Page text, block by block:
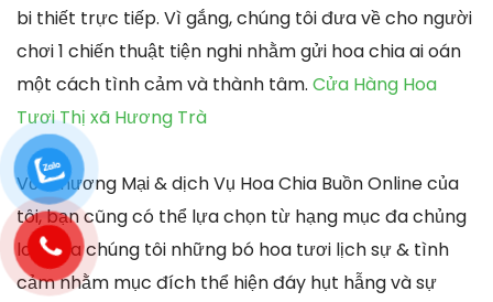
bi thiết trực tiếp. Vì gắng, chúng tôi đưa về cho người
chơi 1 chiến thuật tiện nghi nhằm gửi hoa chia ai oán
một cách tình cảm và thành tâm. Cửa Hàng Hoa
Tươi Thị xã Hương Trà
Với Thương Mại & dịch Vụ Hoa Chia Buồn Online của
tôi, bạn cũng có thể lựa chọn từ hạng mục đa chủng
loại của chúng tôi những bó hoa tươi lịch sự & tình
cảm nhằm mục đích thể hiện đáy hụt hẫng và sự